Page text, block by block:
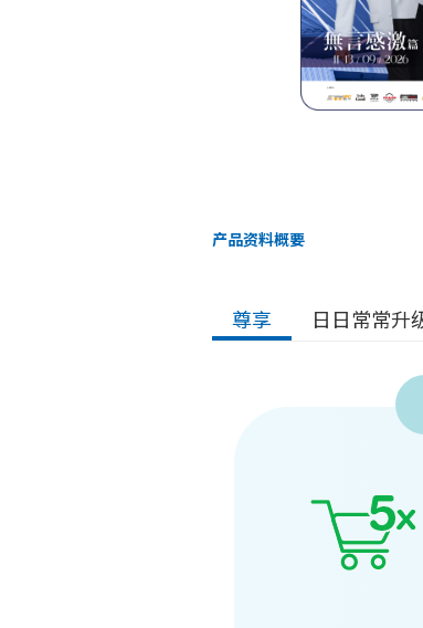
产品资料概要
尊享 日日常常升